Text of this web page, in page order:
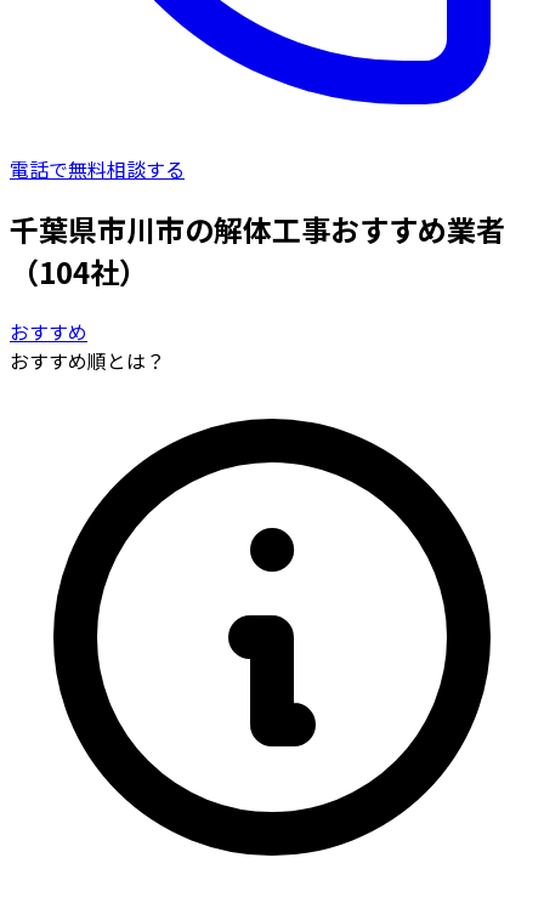
電話で無料相談する
千葉県市川市の解体工事おすすめ業者
（104社）
おすすめ
おすすめ順とは？